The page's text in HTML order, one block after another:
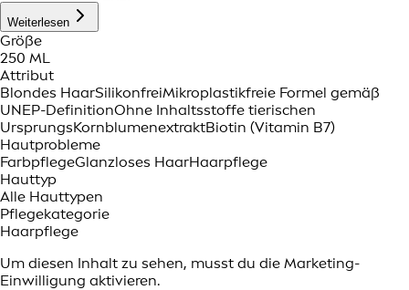
Weiterlesen
Größe
250 ML
Attribut
Blondes HaarSilikonfreiMikroplastikfreie Formel gemäß
UNEP-DefinitionOhne Inhaltsstoffe tierischen
UrsprungsKornblumenextraktBiotin (Vitamin B7)
Hautprobleme
FarbpflegeGlanzloses HaarHaarpflege
Hauttyp
Alle Hauttypen
Pflegekategorie
Haarpflege
Um diesen Inhalt zu sehen, musst du die Marketing-
Einwilligung aktivieren.